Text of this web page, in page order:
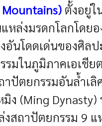
ตั้งอยู่ใ
ล่งมรดกโลกโดยอ
อันโดดเด่นของศิล
มในภูมิภาคเอเชี
ปัตยกรรมอันล้ำเลิ
(Ming Dynasty)
ถาปัตยกรรม 9 แ